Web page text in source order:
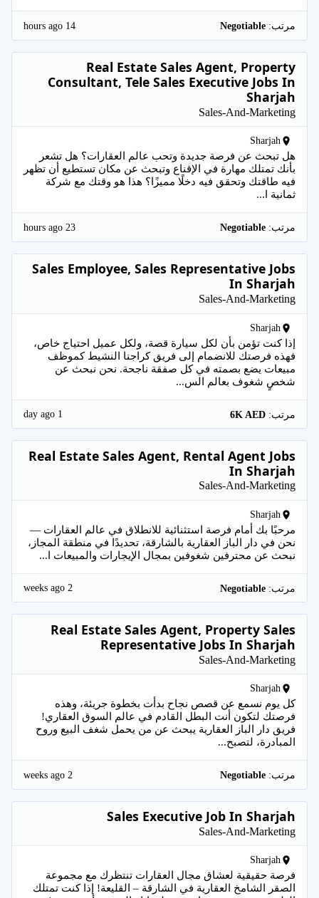
مرتب: 14 hours ago
Real Estate Sales Agent, Property
Consultant, Tele Sales Executive Jobs In
Sharjah
Sales-And-Marketing
Sharjah
هل تبحث عن فرصة جديدة وتحب عالم العقارات؟ هل تشعر
بأنك تمتلك مهارة في الإقناع وتبحث عن مكان تستطيع أن تظهر
فيه طاقتك وتحقق فيه دخلًا مميزًا؟ هذا هو وقتك مع شركة
ثمانية ا...
مرتب: 23 hours ago
Sales Employee, Sales Representative Jobs
In Sharjah
Sales-And-Marketing
Sharjah
إذا كنت تؤمن بأن لكل سيارة قصة، ولكل عميل احتياج خاص،
فهذه فرصتك للانضمام إلى فريق كراجنا النشيط كموظف
مبيعات يضع بصمته في كل صفقة ناجحة. نحن نبحث عن
شخصٍ شغوف بعالم الس...
مرتب: 1 day ago
Real Estate Sales Agent, Rental Agent Jobs
In Sharjah
Sales-And-Marketing
Sharjah
مرحبًا بك أمام فرصة استثنائية للانطلاق في عالم العقارات —
نحن في دار الباز العقارية بالشارقة، تحديدًا في منطقة المجاز،
نبحث عن محترفين شغوفين بمجال الإيجارات والمبيعات ا...
مرتب: 2 weeks ago
Real Estate Sales Agent, Property Sales
Representative Jobs In Sharjah
Sales-And-Marketing
Sharjah
كل يوم نسمع عن قصص نجاح بدأت بخطوة جريئة، وهذه
فرصتك لتكون أنت البطل القادم في عالم السوق العقاري!
فريق دار الباز العقارية يبحث عن من يحمل شغف البيع وروح
المبادرة، لتصبح...
مرتب: 2 weeks ago
Sales Executive Job In Sharjah
Sales-And-Marketing
Sharjah
فرصة حقيقية لعشاق مجال العقارات تنتظرك مع مجموعة
الصقر الشامخ العقارية في الشارقة – القليعة! إذا كنت تمتلك